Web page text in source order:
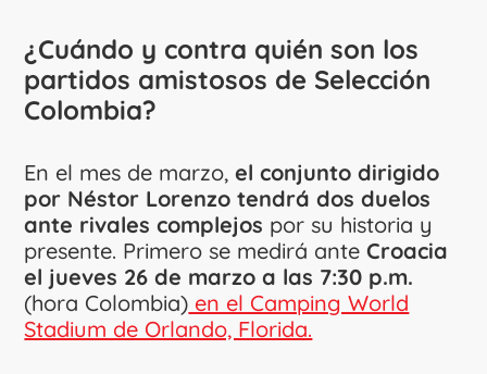
¿Cuándo y contra quién son los
partidos amistosos de Selección
Colombia?
En el mes de marzo,el conjunto dirigido
por Néstor Lorenzo tendrá dos duelos
ante rivales complejos por su historia y
presente. Primero se medirá anteCroacia
el jueves 26 de marzo a las 7:30 p.m.
(hora Colombia) en el Camping World
Stadium de Orlando, Florida.